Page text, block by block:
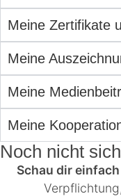
Meine Zertifikate
Meine
Meine
Meine
Noch nicht
Schau dir